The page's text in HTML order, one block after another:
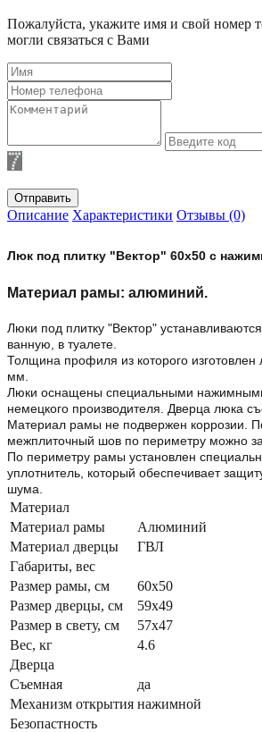
Пожалуйста, укажите имя и свой номер
могли связаться с Вами
Отправить
Описание Характеристики Отзывы (0)
Люк под плитку "Вектор" 60х50 с
Материал рамы: алюминий.
Люки под плитку "Вектор"
ванную, в туалете.
Толщина профиля из которого изготовлен
мм.
Люки оснащены специальными
немецкого производителя. Дверца люка
Материал рамы не подвержен коррозии.
межплиточный шов по периметру можно
По периметру рамы установлен
уплотнитель, который обеспечивает
шума.
Материал
Материал рамы
Алюминий
Материал дверцы
ГВЛ
Габариты, вес
Размер рамы, см
60х50
Размер дверцы, см
59х49
Размер в свету, см
57х47
Вес, кг
4.6
Дверца
Съемная
да
Механизм открытия нажимной
Безопастность